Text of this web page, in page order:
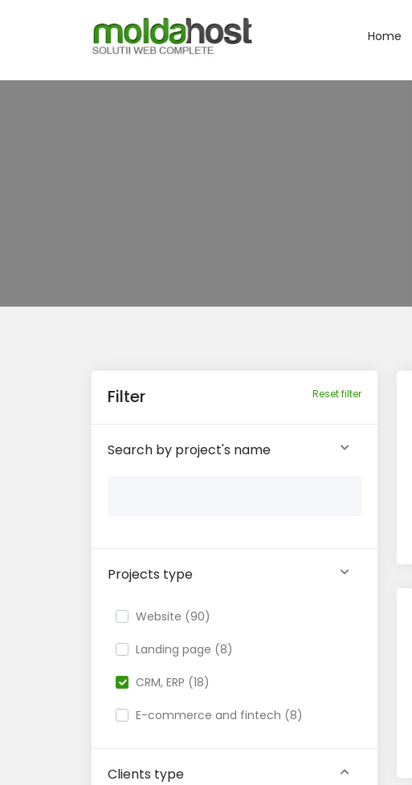
Home
Filter Reset filter
Search by project's name
Projects type
Website (90)
Landing page (8)
CRM, ERP (18)
E-commerce and fintech (8)
Clients type